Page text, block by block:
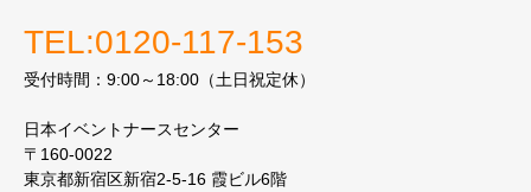
TEL:0120-117-153
受付時間：9:00～18:00（土日祝定休）
日本イベントナースセンター
〒160-0022
東京都新宿区新宿2-5-16 霞ビル6階